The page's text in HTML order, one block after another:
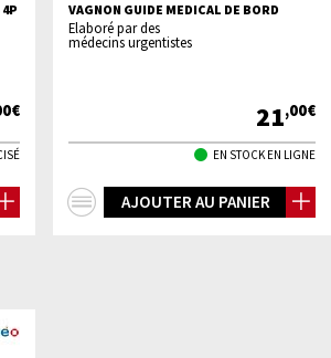
VAGNON GUIDE MEDICAL DE BORD
Elaboré par des
médecins urgentistes
21,00€
EN STOCK EN LIGNE
AJOUTER AU PANIER